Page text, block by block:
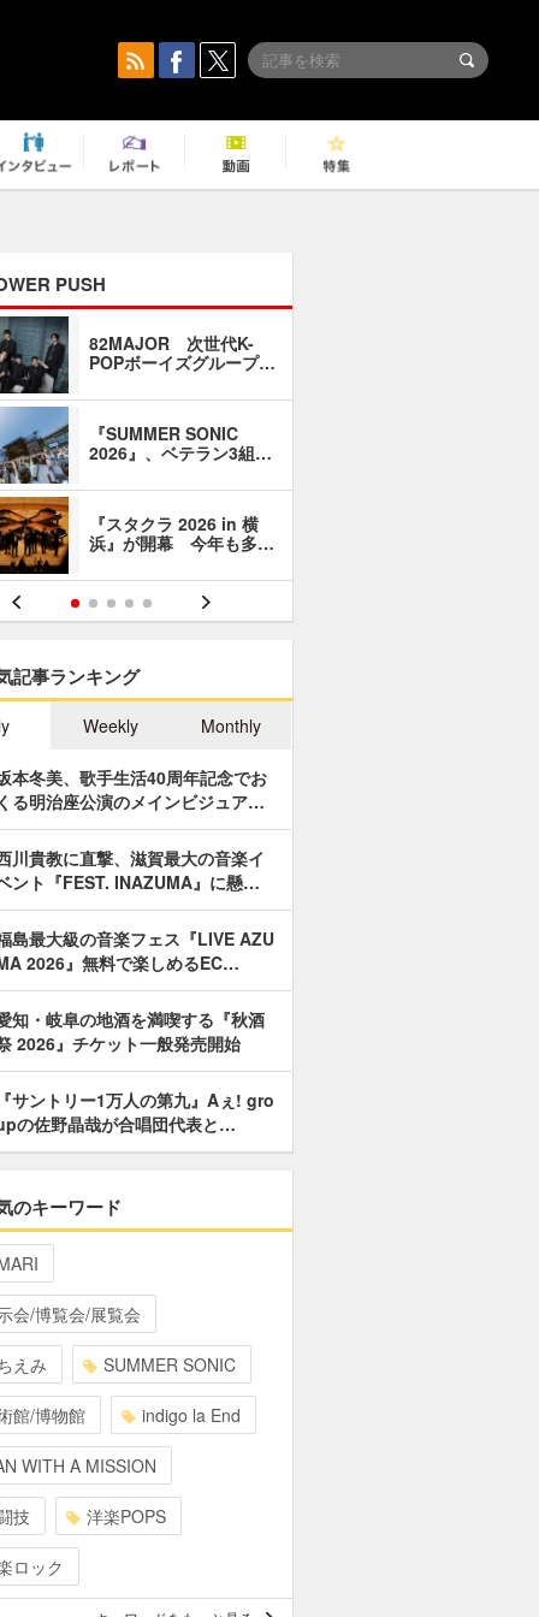
PUSH
82MAJOR 次世代K-
POPボーイズグループ…
『SUMMER SONIC
2026』、ベテラン3組…
『スタクラ 2026 in 横
浜』が開幕 今年も多…
記事ランキング
Weekly Monthly
本冬美、歌手生活40周年記念でお
くる明治座公演のメインビジュア…
川貴教に直撃、滋賀最大の音楽イ
ント『FEST. INAZUMA』に懸…
島最大級の音楽フェス『LIVE AZU
2026』無料で楽しめるEC…
知・岐阜の地酒を満喫する『秋酒
2026』チケット一般発売開始
『サントリー1万人の第九』Aぇ! gro
の佐野晶哉が合唱団代表と…
のキーワード
会/博覧会/展覧会
えみ SUMMER SONIC
館/博物館 indigo la End
WITH A MISSION
技 洋楽POPS
ロック